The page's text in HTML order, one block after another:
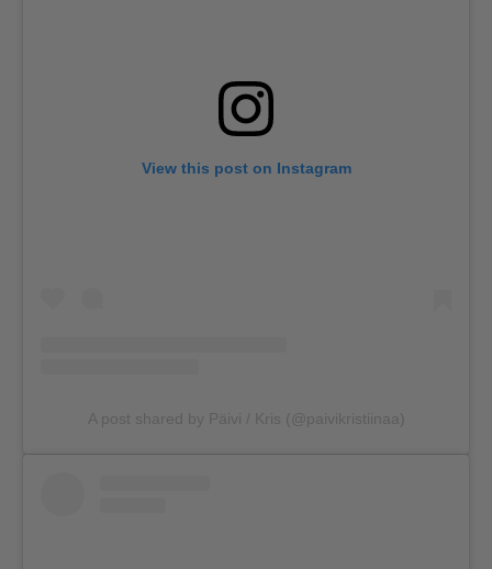
View this post on Instagram
A post shared by Päivi / Kris (@paivikristiinaa)